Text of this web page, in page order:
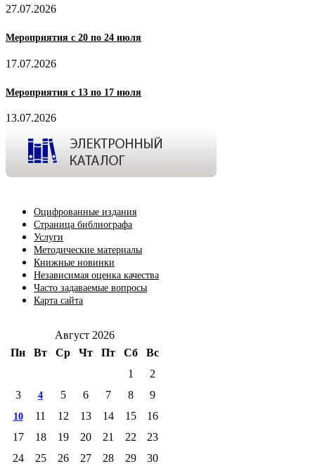
27.07.2026
Мероприятия с 20 по 24 июля
17.07.2026
Мероприятия с 13 по 17 июля
13.07.2026
Оцифрованные издания
Страница библиографа
Услуги
Методические материалы
Книжные новинки
Независимая оценка качества
Часто задаваемые вопросы
Карта сайта
Август 2026
Пн
Вт Ср Чт Пт Сб
Вс
1
2
3
4 5 6 7 8 9
10 11 12 13 14 15
16
17
18 19 20 21 22
23
24
25 26 27 28 29
30